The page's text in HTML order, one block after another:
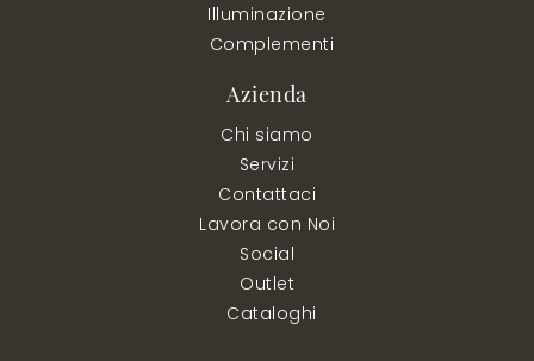
Illuminazione
Complementi
Azienda
Chi siamo
Servizi
Contattaci
Lavora con Noi
Social
Outlet
Cataloghi